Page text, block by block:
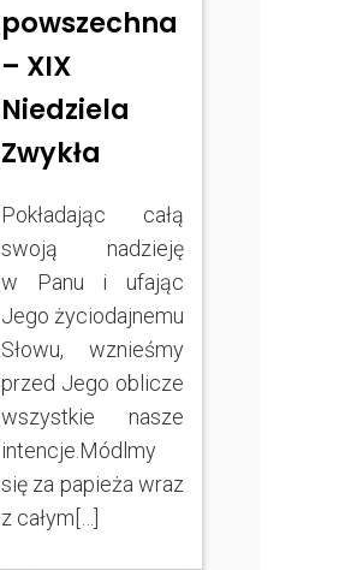
powszechna
– XIX
Niedziela
Zwykła
Pokładając całą
swoją nadzieję
w Panu i ufając
Jego życiodajnemu
Słowu, wznieśmy
przed Jego oblicze
wszystkie nasze
intencje.Módlmy
się za papieża wraz
z całym[…]